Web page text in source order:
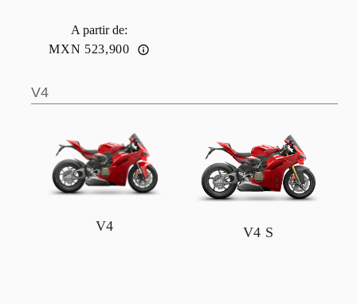
A partir de:
MXN 523,900
V4
V4 V4 S